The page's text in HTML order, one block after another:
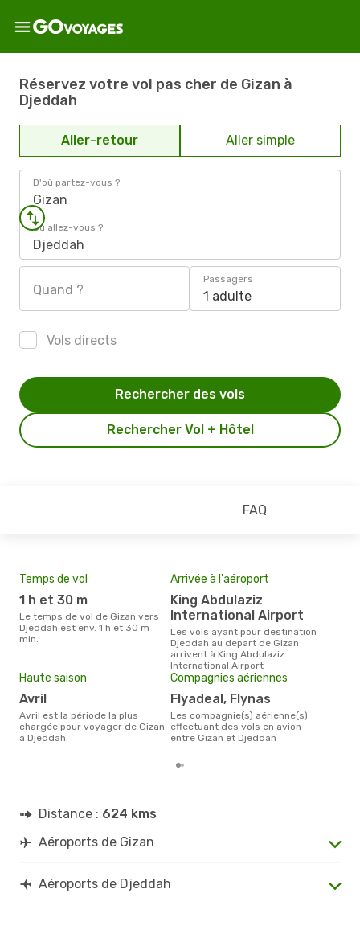
Réservez votre vol pas cher de Gizan à
Djeddah
Aller-retour Aller simple
D'où partez-vous ?
Gizan
Où allez-vous ?
Djeddah
Quand ?
Passagers
1 adulte
Vols directs
Rechercher Vol + Hôtel
Rechercher des vols
FAQ
Temps de vol
1 h et 30 m
Le temps de vol de Gizan vers
Djeddah est env. 1 h et 30 m
min.
Arrivée à l'aéroport
King Abdulaziz
International Airport
Les vols ayant pour destination
Djeddah au depart de Gizan
arrivent à King Abdulaziz
International Airport
Haute saison
avril
avril est la période la plus
chargée pour voyager de Gizan
à Djeddah.
Compagnies aériennes
Flyadeal, Flynas
Les compagnie(s) aérienne(s)
effectuant des vols en avion
entre Gizan et Djeddah
Distance : 624 kms
Aéroports de Gizan
Aéroports de Djeddah